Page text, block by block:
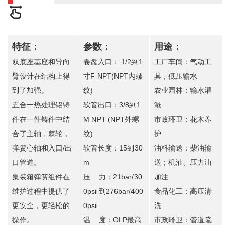
特征：
双底座基座和导向
臂设计在结构上得
到了加强。
五合一热处理铝铸
件在一件铸件中结
合了主轴，棘轮，
弹簧心轴和入口/出
口管道。
集装箱弹簧组件在
维护过程中提供了
更安全，更轻松的
操作。
参数：
卷盘入口： 1/2到1
寸F NPT(NPT内螺
纹)
软管出口：3/8到1
M NPT (NPT外螺
纹)
软管长度：15到30
m
压 力：21bar/30
0psi 到276bar/400
0psi
温 度：OLP最高
用途：
工厂车间：气动工
具，低压输水
农业园林：输水灌
溉
市政环卫：花木养
护
油料输送：柴油输
送；机油、压力油
加注
食品化工：高压清
洗
市政环卫：管道疏